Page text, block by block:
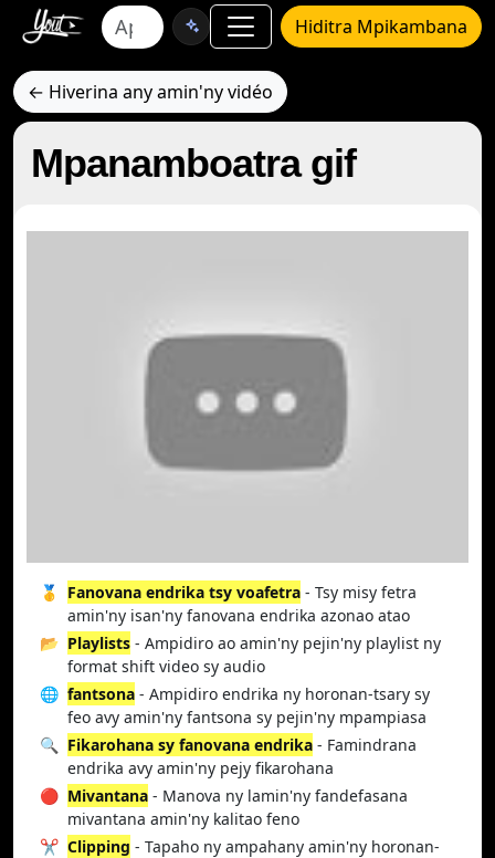
Hiditra Mpikambana
← Hiverina any amin'ny vidéo
Mpanamboatra gif
🥇 Fanovana endrika tsy voafetra - Tsy misy fetra
amin'ny isan'ny fanovana endrika azonao atao
📂 Playlists - Ampidiro ao amin'ny pejin'ny playlist ny
format shift video sy audio
🌐 fantsona - Ampidiro endrika ny horonan-tsary sy
feo avy amin'ny fantsona sy pejin'ny mpampiasa
🔍 Fikarohana sy fanovana endrika - Famindrana
endrika avy amin'ny pejy fikarohana
🔴 Mivantana - Manova ny lamin'ny fandefasana
mivantana amin'ny kalitao feno
✂️ Clipping - Tapaho ny ampahany amin'ny horonan-